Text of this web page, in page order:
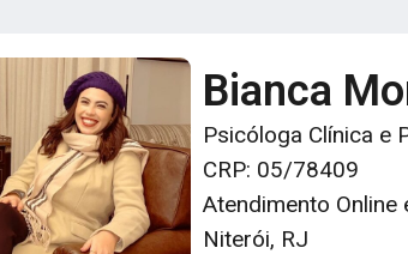
Bianca
Psicóloga Clínica e
CRP: 05/78409
Atendimento Online
Niterói, RJ